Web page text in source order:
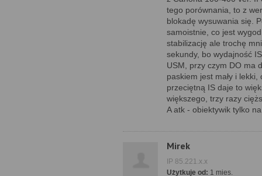
tego porównania, to z
blokadę wysuwania się.
samoistnie, co jest
stabilizację ale trochę
sekundy, bo wydajność
USM, przy czym DO ma
paskiem jest mały i
przeciętną IS daje to
większego, trzy razy
A atk - obiektywik tylko
Mirek
IP 85.221.x.x
Użytkuje od: 1 mies.